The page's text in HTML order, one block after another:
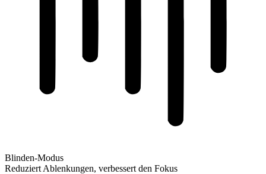
Blinden-Modus
Reduziert Ablenkungen, verbessert den Fokus